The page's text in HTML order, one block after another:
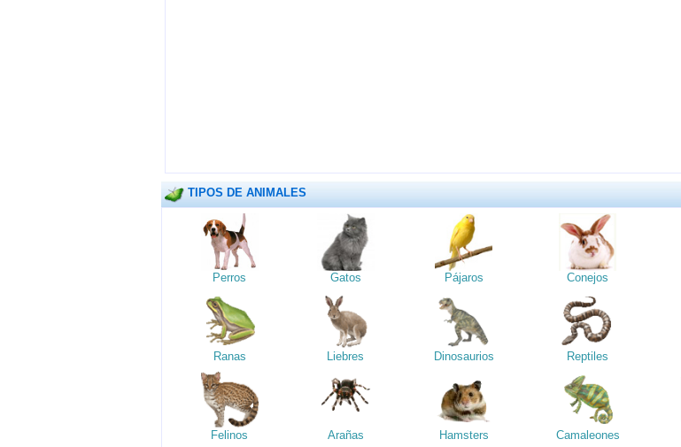
TIPOS DE ANIMALES
Perros Gatos Pájaros Conejos
Ranas Liebres Dinosaurios Reptiles
Felinos Arañas Hamsters Camaleones